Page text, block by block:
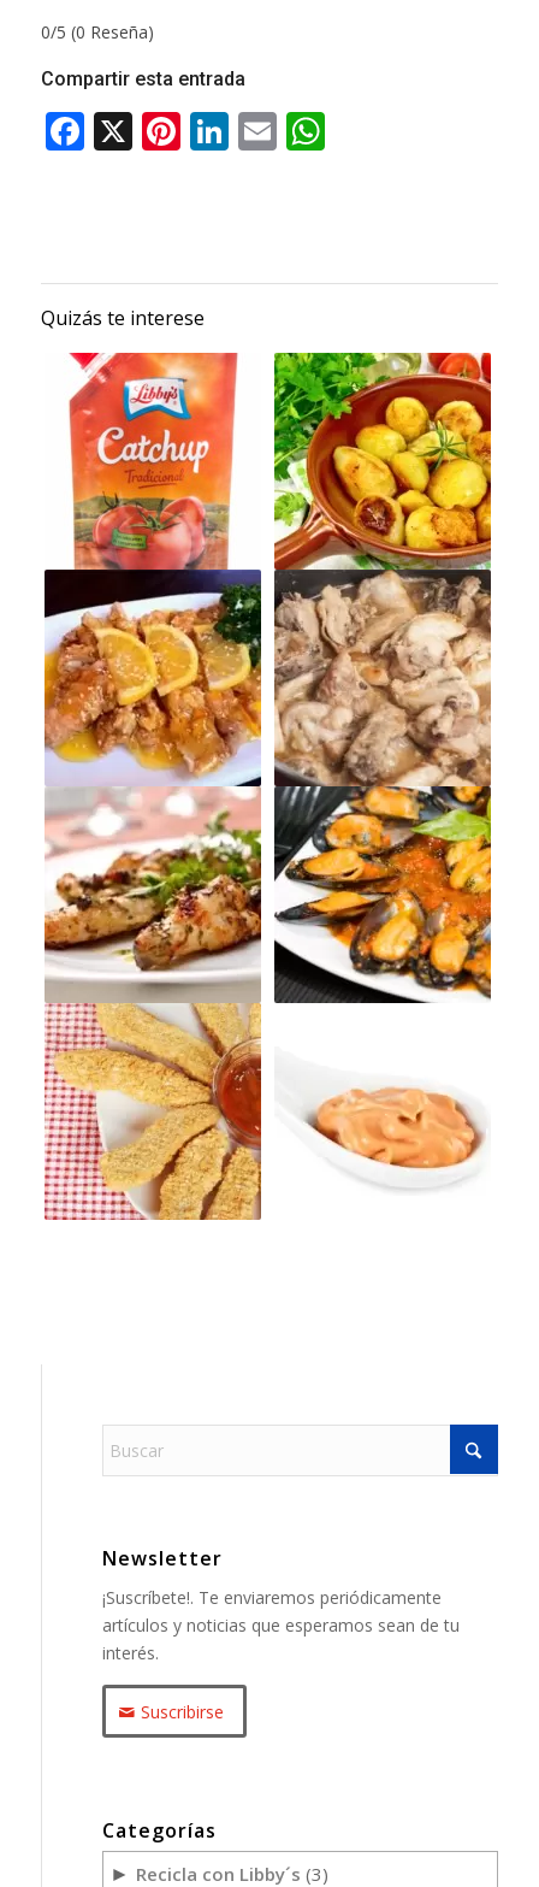
0/5 (0 Reseña)
Compartir esta entrada
Quizás te interese
Newsletter
¡Suscríbete!. Te enviaremos periódicamente
artículos y noticias que esperamos sean de tu
interés.
Suscribirse
Categorías
► Recicla con Libby´s (3)